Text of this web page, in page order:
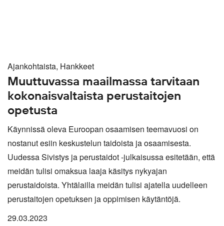
Ajankohtaista, Hankkeet
Muuttuvassa maailmassa tarvitaan
kokonaisvaltaista perustaitojen
opetusta
Käynnissä oleva Euroopan osaamisen teemavuosi on
nostanut esiin keskustelun taidoista ja osaamisesta.
Uudessa Sivistys ja perustaidot -julkaisussa esitetään, että
meidän tulisi omaksua laaja käsitys nykyajan
perustaidoista. Yhtälailla meidän tulisi ajatella uudelleen
perustaitojen opetuksen ja oppimisen käytäntöjä.
29.03.2023